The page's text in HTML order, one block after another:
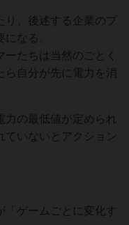
り、後述する企業のプ
なる。
たちは当然のごとく
ら自分が先に電力を消
力の最低値が定められ
ていないとアクション
ゲームごとに変化す